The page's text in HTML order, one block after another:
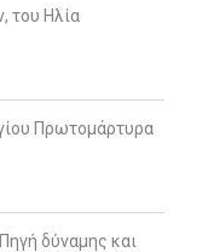
του Ηλία
Πρωτομάρτυρα
δύναμης και